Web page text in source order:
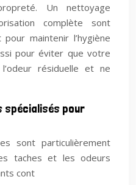
Un nettoyage
complète sont
maintenir l’hygiène
pour éviter que votre
résiduelle et ne
spécialisés pour
sont particulièrement
taches et les odeurs
cont